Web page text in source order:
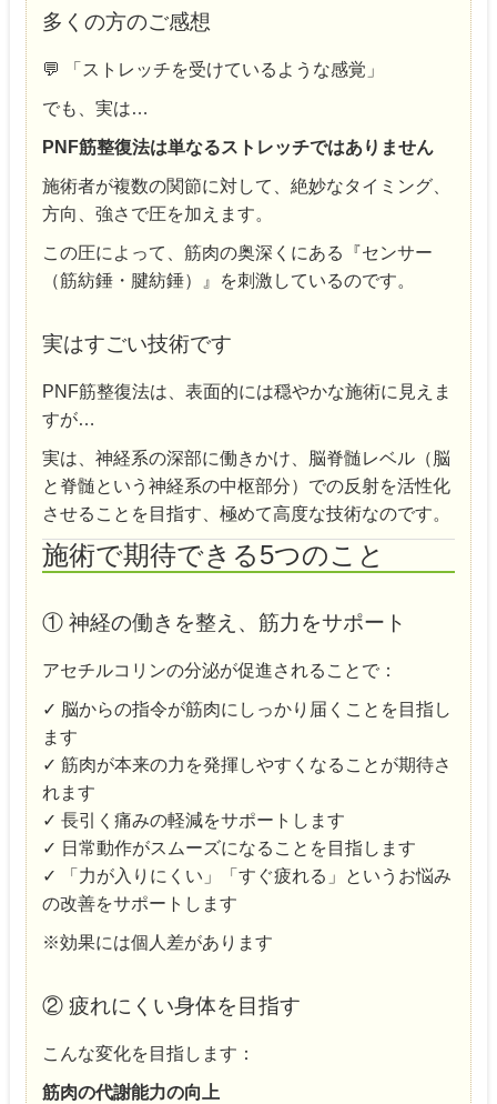
多くの方のご感想
💬 「ストレッチを受けているような感覚」
でも、実は…
PNF筋整復法は単なるストレッチではありません
施術者が複数の関節に対して、絶妙なタイミング、
方向、強さで圧を加えます。
この圧によって、筋肉の奥深くにある『センサー
（筋紡錘・腱紡錘）』を刺激しているのです。
実はすごい技術です
PNF筋整復法は、表面的には穏やかな施術に見えま
すが…
実は、神経系の深部に働きかけ、脳脊髄レベル（脳
と脊髄という神経系の中枢部分）での反射を活性化
させることを目指す、極めて高度な技術なのです。
施術で期待できる5つのこと
① 神経の働きを整え、筋力をサポート
アセチルコリンの分泌が促進されることで：
✓ 脳からの指令が筋肉にしっかり届くことを目指し
ます
✓ 筋肉が本来の力を発揮しやすくなることが期待さ
れます
✓ 長引く痛みの軽減をサポートします
✓ 日常動作がスムーズになることを目指します
✓ 「力が入りにくい」「すぐ疲れる」というお悩み
の改善をサポートします
※効果には個人差があります
② 疲れにくい身体を目指す
こんな変化を目指します：
筋肉の代謝能力の向上